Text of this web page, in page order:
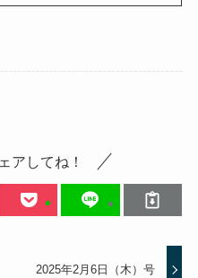
アしてね！
2025年2月6日（木）号